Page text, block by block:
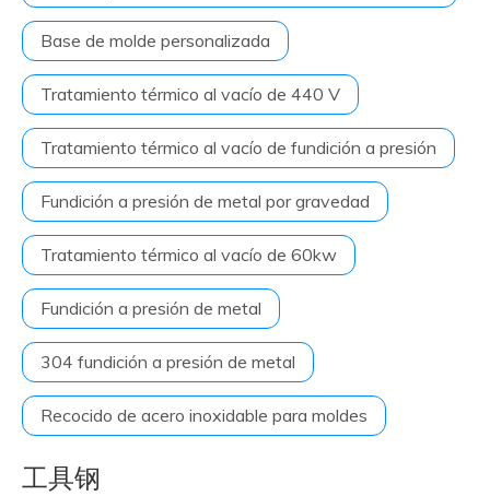
Base de molde personalizada
Tratamiento térmico al vacío de 440 V
Tratamiento térmico al vacío de fundición a presión
Fundición a presión de metal por gravedad
Tratamiento térmico al vacío de 60kw
Fundición a presión de metal
304 fundición a presión de metal
Recocido de acero inoxidable para moldes
工具钢